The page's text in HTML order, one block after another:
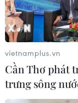
vietnamplus.vn
Cần Thơ phát
trưng sông